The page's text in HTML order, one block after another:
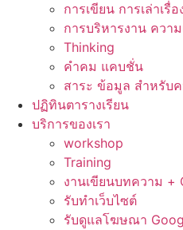
การเขียน การเล่าเรื่อ
การบริหารงาน ควา
Thinking
คำคม แคบชั่น
สาระ ข้อมูล สำหรับ
ปฏิทินตารางเรียน
บริการของเรา
workshop
Training
งานเขียนบทความ +
รับทำเว็บไซต์
รับดูแลโฆษณา